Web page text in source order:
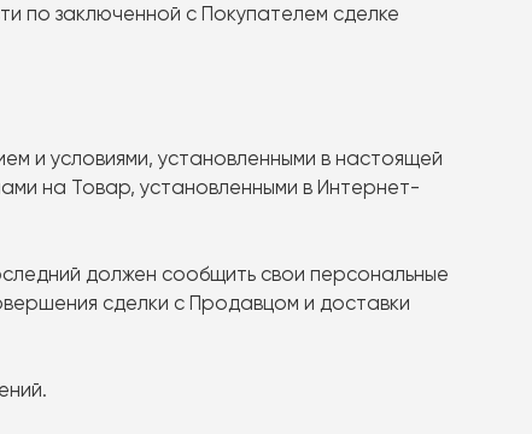
по заключенной с Покупателем сделке
и условиями, установленными в настоящей
на Товар, установленными в Интернет-
должен сообщить свои персональные
сделки с Продавцом и доставки